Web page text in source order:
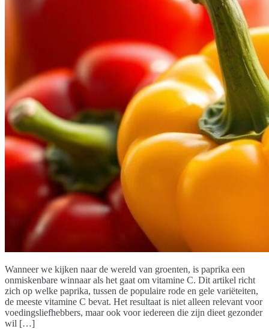
Wanneer we kijken naar de wereld van groenten, is paprika een
onmiskenbare winnaar als het gaat om vitamine C. Dit artikel richt
zich op welke paprika, tussen de populaire rode en gele variëteiten,
de meeste vitamine C bevat. Het resultaat is niet alleen relevant voor
voedingsliefhebbers, maar ook voor iedereen die zijn dieet gezonder
wil […]